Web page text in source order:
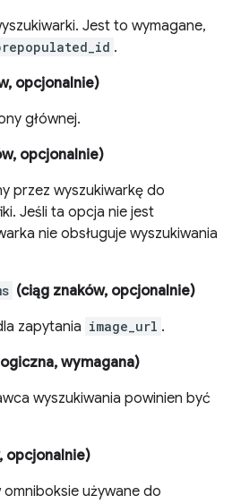
Jest to wymagane,
.
opcjonalnie)
głównej.
opcjonalnie)
przez wyszukiwarkę do
Jeśli ta opcja nie jest
nie obsługuje wyszukiwania
(ciąg znaków, opcjonalnie)
zapytania image_url .
wymagana)
wyszukiwania powinien być
opcjonalnie)
omniboksie używane do